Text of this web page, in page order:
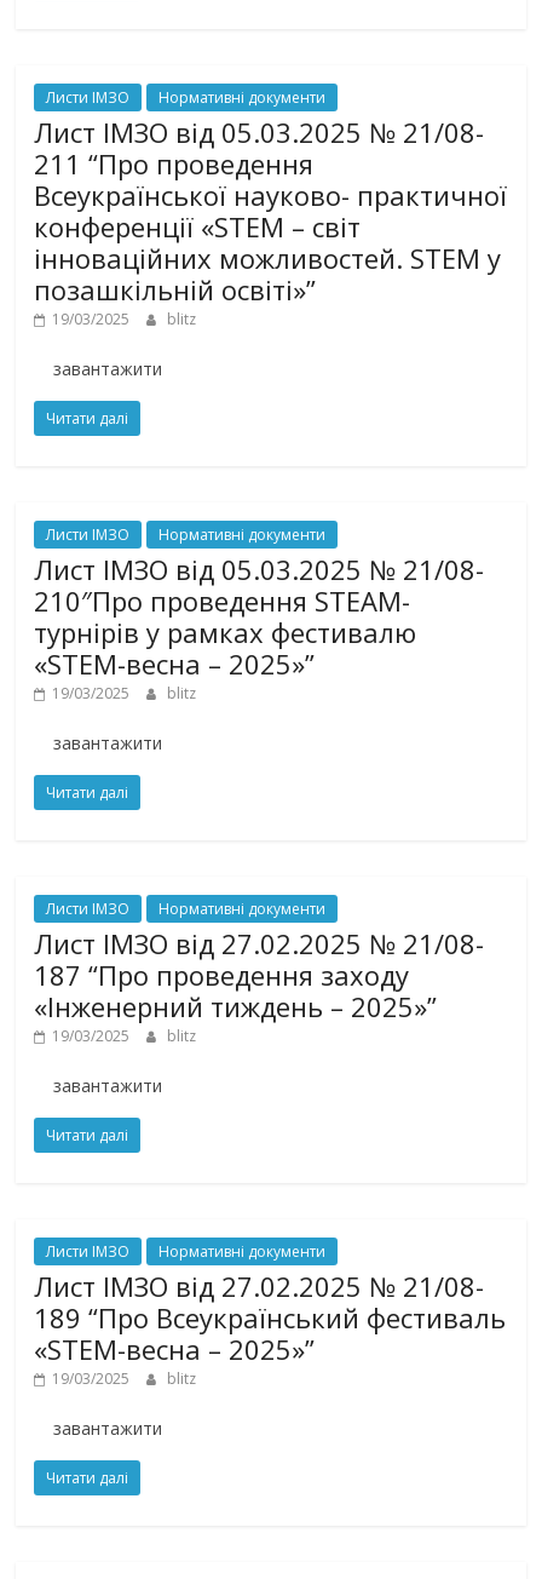
Листи ІМЗО Нормативні документи
Лист ІМЗО від 05.03.2025 № 21/08-
211 “Про проведення
Всеукраїнської науково- практичної
конференції «STEM – світ
інноваційних можливостей. STEM у
позашкільній освіті»”
19/03/2025 blitz
завантажити
Читати далі
Листи ІМЗО Нормативні документи
Лист ІМЗО від 05.03.2025 № 21/08-
210″Про проведення STEAM-
турнірів у рамках фестивалю
«STEM-весна – 2025»”
19/03/2025 blitz
завантажити
Читати далі
Листи ІМЗО Нормативні документи
Лист ІМЗО від 27.02.2025 № 21/08-
187 “Про проведення заходу
«Інженерний тиждень – 2025»”
19/03/2025 blitz
завантажити
Читати далі
Листи ІМЗО Нормативні документи
Лист ІМЗО від 27.02.2025 № 21/08-
189 “Про Всеукраїнський фестиваль
«STEM-весна – 2025»”
19/03/2025 blitz
завантажити
Читати далі